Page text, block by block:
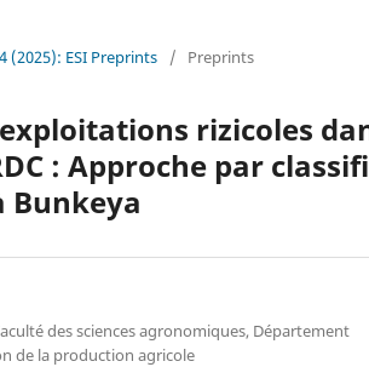
(2025): ESI Preprints / Preprints
rizicoles
: Approche par
Bunkeya
des sciences agronomiques, Département
de la production agricole